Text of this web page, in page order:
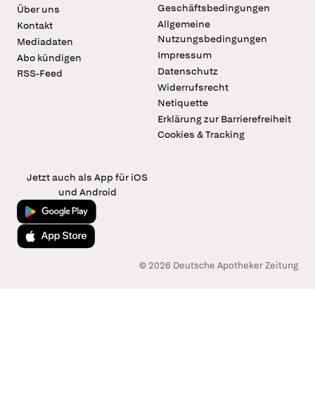
Über uns
Kontakt
Mediadaten
Abo kündigen
RSS-Feed
Geschäftsbedingungen
Allgemeine
Nutzungsbedingungen
Impressum
Datenschutz
Widerrufsrecht
Netiquette
Erklärung zur Barrierefreiheit
Cookies & Tracking
Jetzt auch als App für iOS
und Android
Jetzt bei Google Play
Laden im App Store
© 2026 Deutsche Apotheker Zeitung